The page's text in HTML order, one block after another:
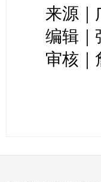
来源｜
编辑｜
审核｜